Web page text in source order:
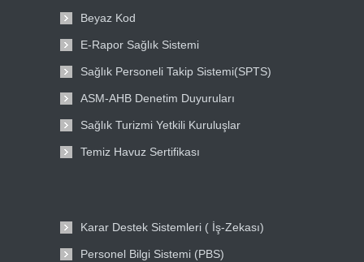
Beyaz Kod
E-Rapor Sağlık Sistemi
Sağlık Personeli Takip Sistemi(SPTS)
ASM-AHB Denetim Duyuruları
Sağlık Turizmi Yetkili Kuruluşlar
Temiz Havuz Sertifikası
Karar Destek Sistemleri ( İş-Zekası)
Personel Bilgi Sistemi (PBS)